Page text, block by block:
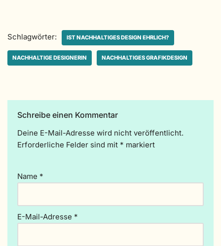
Schlagwörter: IST NACHHALTIGES DESIGN EHRLICH?
NACHHALTIGE DESIGNERIN NACHHALTIGES GRAFIKDESIGN
Schreibe einen Kommentar
Deine E-Mail-Adresse wird nicht veröffentlicht.
Erforderliche Felder sind mit * markiert
Name *
E-Mail-Adresse *
A
lt
n
ti
v